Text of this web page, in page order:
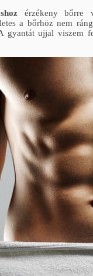
érzékeny bőrre
a bőrhöz nem
gyantát ujjal viszem